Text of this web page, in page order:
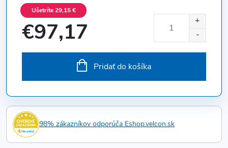
Ušetríte 29,15 €
€97,17
Pridať do košíka
98% zákazníkov odporúča Eshop.velcon.sk